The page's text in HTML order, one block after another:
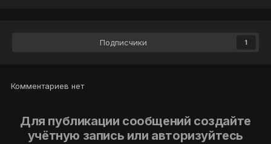
Подписчики 1
Комментариев нет
Для публикации сообщений создайте
учётную запись или авторизуйтесь